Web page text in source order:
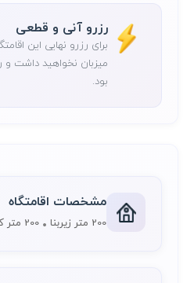
رزرو آنی و قطعی
برای رزرو نهایی این
میزبان نخواهید داشت
بود.
مشخصات اقامتگاه
200 متر زیربنا 200 متر کل بنا